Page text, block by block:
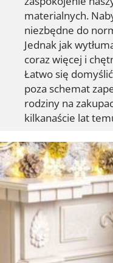
materialnych.
niezbędne do
Jednak jak
coraz więcej i
Łatwo się
poza schemat
rodziny na
kilkanaście lat